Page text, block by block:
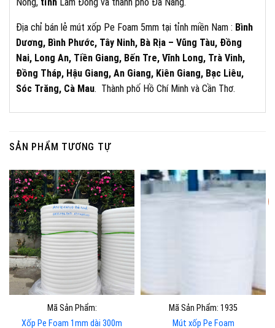
Nông, tỉnh Lâm Đồng và thành phố Đà Nẵng.
Địa chỉ bán lẻ mút xốp Pe Foam 5mm tại tỉnh miền Nam : Bình
Dương, Bình Phước, Tây Ninh, Bà Rịa – Vũng Tàu, Đồng
Nai, Long An, Tiền Giang, Bến Tre, Vĩnh Long, Trà Vinh,
Đồng Tháp, Hậu Giang, An Giang, Kiên Giang, Bạc Liêu,
Sóc Trăng, Cà Mau. Thành phố Hồ Chí Minh và Cần Thơ.
SẢN PHẨM TƯƠNG TỰ
Mã Sản Phẩm:
Xốp Pe Foam 1mm dài 300m
Mã Sản Phẩm: 1935
Mút xốp Pe Foam